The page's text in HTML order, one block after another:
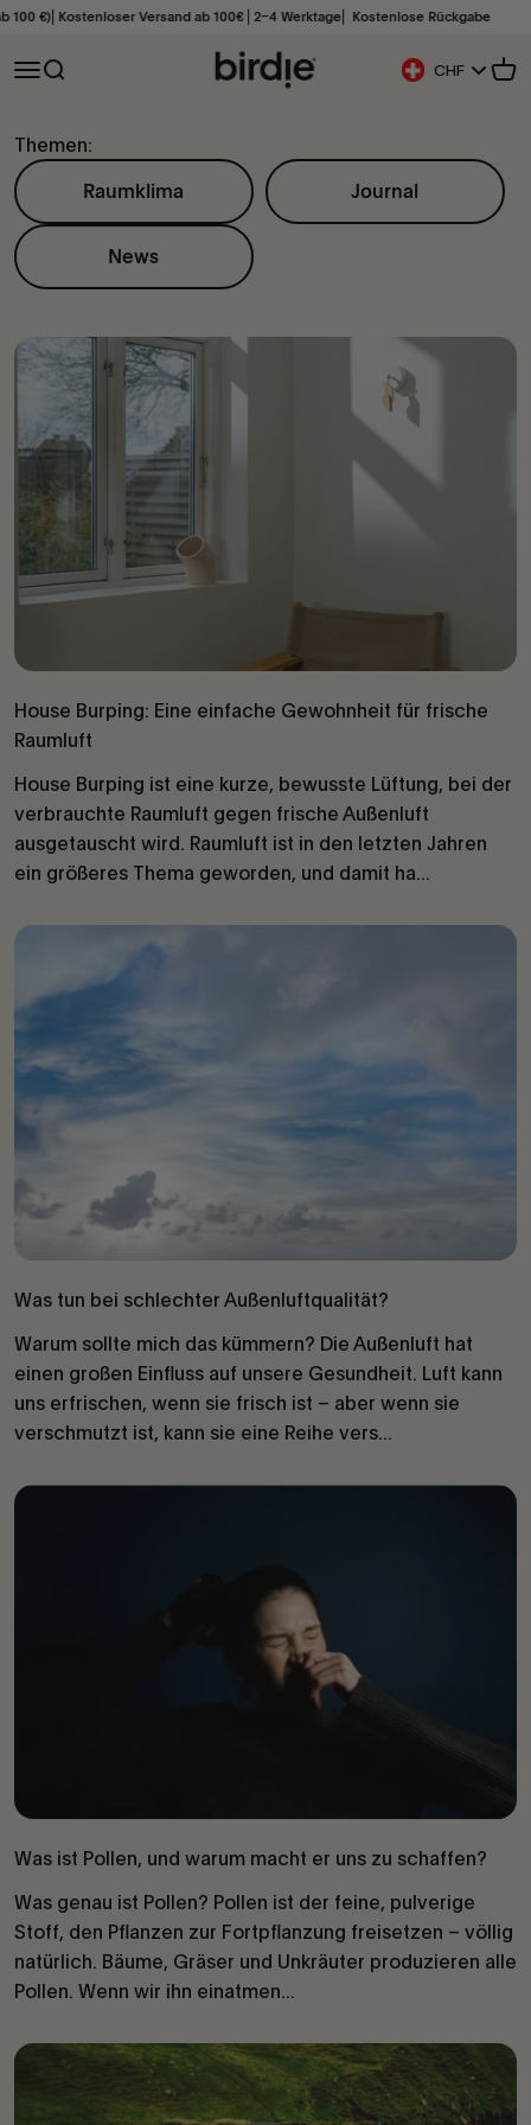
Zum Inhalt springen
€)⎜Kostenloser Versand ab 100€ ⎜2–4 Werktage⎜ Kostenlose Rückgabe
Navigationsmenü öffnen
Suche öffnen Birdie Scandinavia ApS
Geolocation
CHF
Themen:
Raumklima Journal
News
House Burping: Eine einfache Gewohnheit für frische
Raumluft
House Burping ist eine kurze, bewusste Lüftung, bei der
verbrauchte Raumluft gegen frische Außenluft
ausgetauscht wird. Raumluft ist in den letzten Jahren
ein größeres Thema geworden, und damit ha...
Was tun bei schlechter Außenluftqualität?
Warum sollte mich das kümmern? Die Außenluft hat
einen großen Einfluss auf unsere Gesundheit. Luft kann
uns erfrischen, wenn sie frisch ist – aber wenn sie
verschmutzt ist, kann sie eine Reihe vers...
Was ist Pollen, und warum macht er uns zu schaffen?
Was genau ist Pollen? Pollen ist der feine, pulverige
Stoff, den Pflanzen zur Fortpflanzung freisetzen – völlig
natürlich. Bäume, Gräser und Unkräuter produzieren alle
Pollen. Wenn wir ihn einatmen...